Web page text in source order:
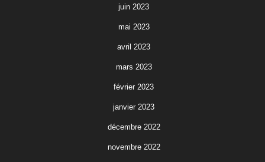
juin 2023
mai 2023
avril 2023
mars 2023
février 2023
janvier 2023
décembre 2022
novembre 2022